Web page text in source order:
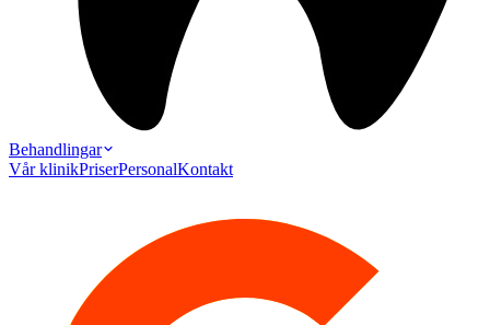
Behandlingar
Vår klinikPriserPersonalKontakt